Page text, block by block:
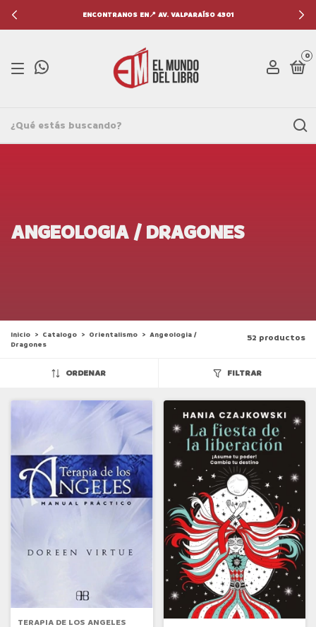
ENCONTRANOS EN📍 AV. VALPARAÍSO 4301
0
ANGEOLOGIA / DRAGONES
Inicio > Catalogo > Orientalismo > Angeologia /
Dragones
52 productos
ORDENAR FILTRAR
TERAPIA DE LOS ANGELES